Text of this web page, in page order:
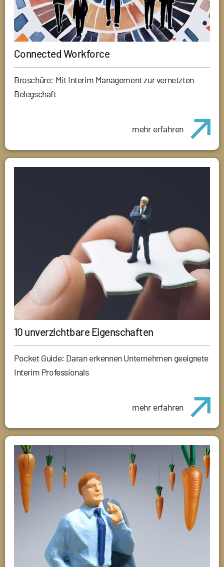
Connected Workforce
Broschüre: Mit Interim Management zur vernetzten
Belegschaft
mehr erfahren
10 unverzichtbare Eigenschaften
Pocket Guide: Daran erkennen Unternehmen geeignete
Interim Professionals
mehr erfahren